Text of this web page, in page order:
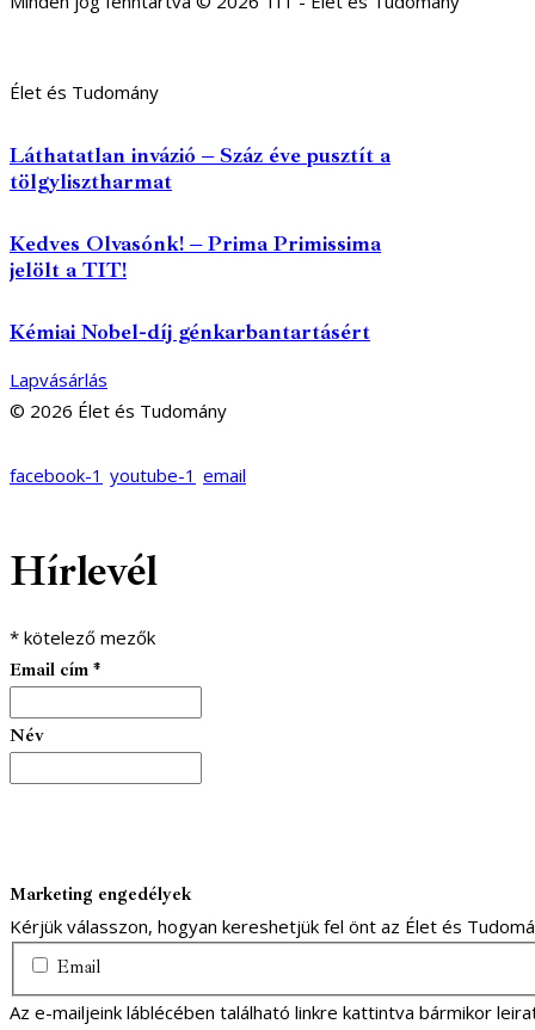
Élet és Tudomány
Láthatatlan invázió – Száz éve pusztít a
tölgylisztharmat
Kedves Olvasónk! – Prima Primissima
jelölt a TIT!
Kémiai Nobel-díj génkarbantartásért
Lapvásárlás
© 2026 Élet és Tudomány
facebook-1 youtube-1 email
Hírlevél
* kötelező mezők
Email cím *
Név
Marketing engedélyek
Kérjük válasszon, hogyan kereshetjük fel önt az Élet és
Email
Az e-mailjeink láblécében található linkre kattintva bármikor